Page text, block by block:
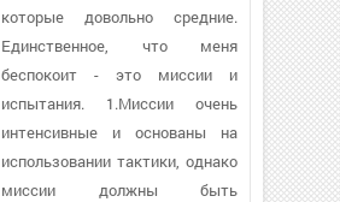
которые довольно средние.
Единственное, что меня
беспокоит - это миссии и
испытания. 1.Миссии очень
интенсивные и основаны на
использовании тактики, однако
миссии должны быть